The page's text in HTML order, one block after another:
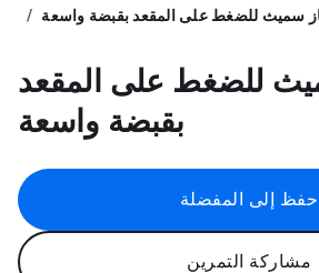
سميث للضغط على المقعد بقبضة واسعة
للضغط على المقعد
بقبضة واسعة
حفظ إلى المفضلة
مشاركة التمرين